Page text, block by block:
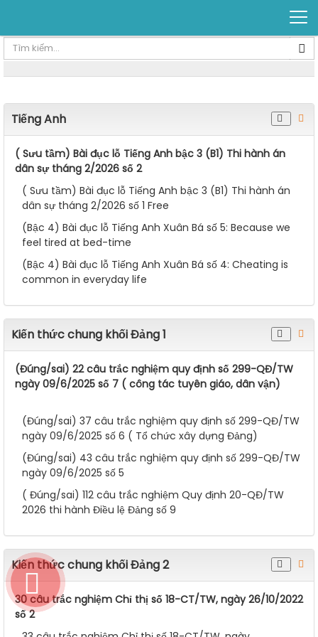
Tiếng Anh
( Sưu tầm) Bài đục lỗ Tiếng Anh bậc 3 (B1) Thi hành án
dân sự tháng 2/2026 số 2
( Sưu tầm) Bài đục lỗ Tiếng Anh bậc 3 (B1) Thi hành án
feel tired at bed-time
(Bậc 4) Bài đục lỗ Tiếng Anh Xuân Bá số 4: Cheating is
common in everyday life
Kiến thức chung khối Đảng 1
(Đúng/sai) 22 câu trắc nghiệm quy định số 299-QĐ/TW
ngày 09/6/2025 số 7 ( công tác tuyên giáo, dân vận)
(Đúng/sai) 37 câu trắc nghiệm quy định số 299-QĐ/TW
ngày 09/6/2025 số 5
( Đúng/sai) 112 câu trắc nghiệm Quy định 20-QĐ/TW
2026 thi hành Điều lệ Đảng số 9